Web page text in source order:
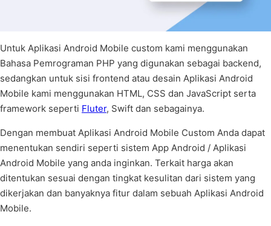
Untuk Aplikasi Android Mobile custom kami menggunakan
Bahasa Pemrograman PHP yang digunakan sebagai backend,
sedangkan untuk sisi frontend atau desain Aplikasi Android
Mobile kami menggunakan HTML, CSS dan JavaScript serta
framework seperti Fluter, Swift dan sebagainya.
Dengan membuat Aplikasi Android Mobile Custom Anda dapat
menentukan sendiri seperti sistem App Android / Aplikasi
Android Mobile yang anda inginkan. Terkait harga akan
ditentukan sesuai dengan tingkat kesulitan dari sistem yang
dikerjakan dan banyaknya fitur dalam sebuah Aplikasi Android
Mobile.